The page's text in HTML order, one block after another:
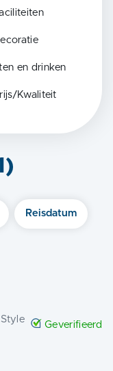
en drinken
Kwaliteit
)
Reisdatum
Style
Geverifieerd